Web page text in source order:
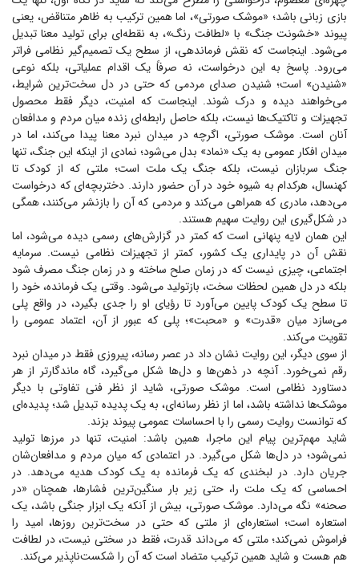
بازی زبانی باشد؛ «موشک صورتی»، اما همین ترکیب به ظاهر متناقض، یعنی
پیوند «خشونت جنگ» با «لطافت رنگ»، به نقطه‌ای برای تولید معنا تبدیل
می‌شود. اینجاست که نقش فرماندهی، از سطح یک تصمیم‌گیر نظامی فراتر
می‌رود. پاسخ به این درخواست، نه صرفاً یک اقدام عملیاتی، بلکه نوعی
«شنیدن» است؛ شنیدن صدای مردمی که حتی در دل سخت‌ترین شرایط،
می‌خواهند دیده و درک شوند. اینجاست که امنیت، دیگر فقط محصول
تجهیزات و تاکتیک‌ها نیست، بلکه حاصل رابطه‌ای زنده میان مردم و مدافعان
آنان است. موشک صورتی، اگرچه در میدان نبرد معنا پیدا می‌کند، اما در
میدان افکار عمومی به یک «نماد» بدل می‌شود؛ نمادی از اینکه این جنگ، تنها
جنگ سربازان نیست، بلکه جنگ یک ملت است؛ ملتی که از کودک تا
کهنسال، هرکدام به شیوه خود در آن حضور دارند. دختربچه‌ای که درخواست
می‌دهد، مادری که همراهی می‌کند و مردمی که آن را بازنشر می‌کنند، همگی
در شکل‌گیری این روایت سهیم هستند.
این همان لایه پنهانی است که کمتر در گزارش‌های رسمی دیده می‌شود، اما
نقش آن در پایداری یک کشور، کمتر از تجهیزات نظامی نیست. سرمایه
اجتماعی، چیزی نیست که در زمان صلح ساخته و در زمان جنگ مصرف شود
بلکه در دل همین لحظات سخت، بازتولید می‌شود. وقتی یک فرمانده، خود را
تا سطح یک کودک پایین می‌آورد تا رؤیای او را جدی بگیرد، در واقع پلی
می‌سازد میان «قدرت» و «محبت»؛ پلی که عبور از آن، اعتماد عمومی را
تقویت می‌کند.
از سوی دیگر، این روایت نشان داد در عصر رسانه، پیروزی فقط در میدان نبرد
رقم نمی‌خورد. آنچه در ذهن‌ها و دل‌ها شکل می‌گیرد، گاه ماندگارتر از هر
دستاورد نظامی است. موشک صورتی، شاید از نظر فنی تفاوتی با دیگر
موشک‌ها نداشته باشد، اما از نظر رسانه‌ای، به یک پدیده تبدیل شد؛ پدیده‌ای
که توانست روایت رسمی را با احساسات عمومی پیوند بزند.
شاید مهم‌ترین پیام این ماجرا، همین باشد: امنیت، تنها در مرز‌ها تولید
نمی‌شود؛ در دل‌ها شکل می‌گیرد. در اعتمادی که میان مردم و مدافعان‌شان
جریان دارد. در لبخندی که یک فرمانده به یک کودک هدیه می‌دهد. در
احساسی که یک ملت را، حتی زیر بار سنگین‌ترین فشارها، همچنان «در
صحنه» نگه می‌دارد. موشک صورتی، بیش از آنکه یک ابزار جنگی باشد، یک
استعاره است؛ استعاره‌ای از ملتی که حتی در سخت‌ترین روزها، امید را
فراموش نمی‌کند؛ ملتی که می‌داند قدرت، فقط در سختی نیست، در لطافت
هم هست و شاید همین ترکیب متضاد است که آن را شکست‌ناپذیر می‌کند.